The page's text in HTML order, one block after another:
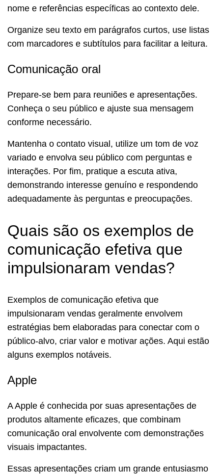
nome e referências específicas ao contexto dele.
Organize seu texto em parágrafos curtos, use listas
com marcadores e subtítulos para facilitar a leitura.
Comunicação oral
Prepare-se bem para reuniões e apresentações.
Conheça o seu público e ajuste sua mensagem
conforme necessário.
Mantenha o contato visual, utilize um tom de voz
variado e envolva seu público com perguntas e
interações. Por fim, pratique a escuta ativa,
demonstrando interesse genuíno e respondendo
adequadamente às perguntas e preocupações.
Quais são os exemplos de
comunicação efetiva que
impulsionaram vendas?
Exemplos de comunicação efetiva que
impulsionaram vendas geralmente envolvem
estratégias bem elaboradas para conectar com o
público-alvo, criar valor e motivar ações. Aqui estão
alguns exemplos notáveis.
Apple
A Apple é conhecida por suas apresentações de
produtos altamente eficazes, que combinam
comunicação oral envolvente com demonstrações
visuais impactantes.
Essas apresentações criam um grande entusiasmo